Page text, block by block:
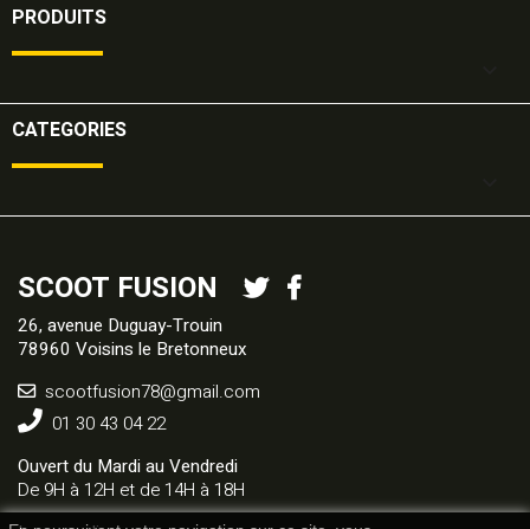
PRODUITS
CATEGORIES
SCOOT FUSION
26, avenue Duguay-Trouin
78960 Voisins le Bretonneux
scootfusion78@gmail.com
01 30 43 04 22
Ouvert du Mardi au Vendredi
De 9H à 12H et de 14H à 18H